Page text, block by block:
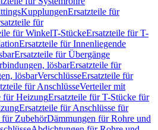
KupplungenErsatzteile für
für
für WinkelT-StückeErsatzteile für T-
Ersatzteile für Innenliegende
Ersatzteile für Übergänge
lösbarErsatzteile für
lösbarVerschlüsseErsatzteile für
für AnschlüsseVerteiler mit
für HeizungErsatzteile für T-Stücke für
Ersatzteile für Anschlüsse für
für ZubehörDämmungen für Rohre und